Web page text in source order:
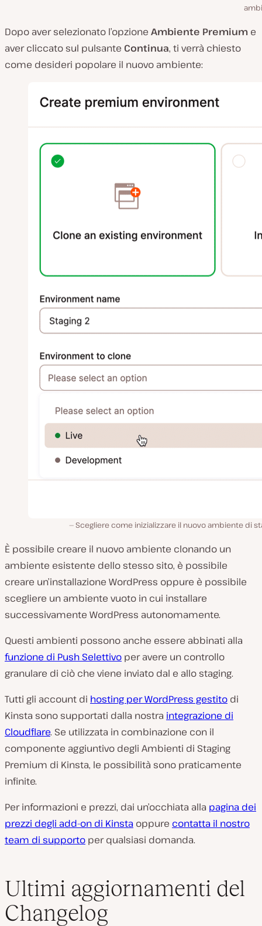
Dopo aver selezionato l’opzione Ambiente Premium e
aver cliccato sul pulsante Continua, ti verrà chiesto
come desideri popolare il nuovo ambiente:
Scegliere come inizializzare il nuovo ambiente di
È possibile creare il nuovo ambiente clonando un
ambiente esistente dello stesso sito, è possibile
creare un’installazione WordPress oppure è possibile
scegliere un ambiente vuoto in cui installare
successivamente WordPress autonomamente.
Questi ambienti possono anche essere abbinati alla
funzione di Push Selettivo per avere un controllo
granulare di ciò che viene inviato dal e allo staging.
Tutti gli account di hosting per WordPress gestito di
Kinsta sono supportati dalla nostra integrazione di
Cloudflare. Se utilizzata in combinazione con il
componente aggiuntivo degli Ambienti di Staging
Premium di Kinsta, le possibilità sono praticamente
infinite.
Per informazioni e prezzi, dai un’occhiata alla pagina dei
prezzi degli add-on di Kinsta oppure contatta il nostro
team di supporto per qualsiasi domanda.
Ultimi aggiornamenti del
Changelog